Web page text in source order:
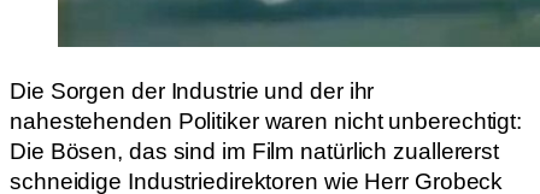
Die Sorgen der Industrie und der ihr
nahestehenden Politiker waren nicht unberechtigt:
Die Bösen, das sind im Film natürlich zuallererst
schneidige Industriedirektoren wie Herr Grobeck